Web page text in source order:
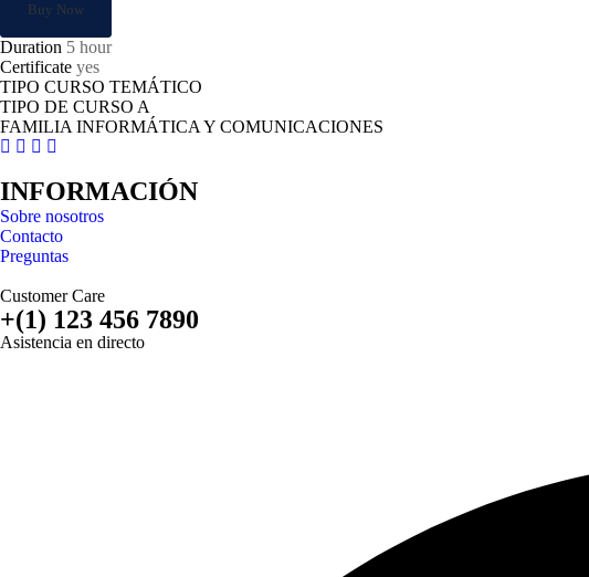
Buy Now
Duration 5 hour
Certificate yes
TIPO CURSO TEMÁTICO
TIPO DE CURSO A
FAMILIA INFORMÁTICA Y COMUNICACIONES
INFORMACIÓN
Sobre nosotros
Contacto
Preguntas
Customer Care
+(1) 123 456 7890
Asistencia en directo